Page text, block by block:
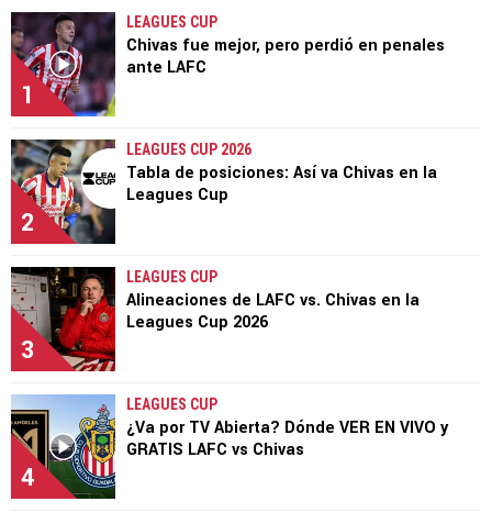
1
LEAGUES CUP
Chivas fue mejor, pero perdió en penales
ante LAFC
2
LEAGUES CUP 2026
Tabla de posiciones: Así va Chivas en la
Leagues Cup
3
LEAGUES CUP
Alineaciones de LAFC vs. Chivas en la
Leagues Cup 2026
4
LEAGUES CUP
¿Va por TV Abierta? Dónde VER EN VIVO y
GRATIS LAFC vs Chivas